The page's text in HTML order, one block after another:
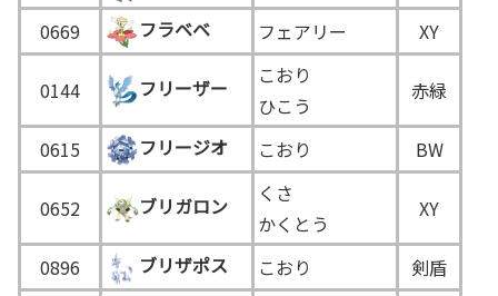
0669
フラベベ フェアリー XY
0144 フリーザー
こおり
ひこう
赤緑
0615 フリージオ こおり BW
0652 ブリガロン
くさ
かくとう
XY
0896 ブリザポス こおり 剣盾